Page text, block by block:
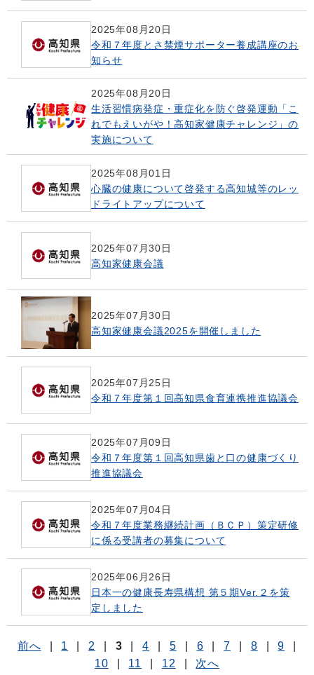
2025年08月20日
令和７年度とさ禁煙サポーター養成講座のお
知らせ
2025年08月20日
生活習慣病発症・重症化を防ぐ啓発運動「こ
れでもえいがや！高知家健康チャレンジ」の
実施について
2025年08月01日
心臓の健康について啓発する高知城等のレッ
ドライトアップについて
2025年07月30日
高知家健康会議
2025年07月30日
高知家健康会議2025を開催しました
2025年07月25日
令和７年度第１回高知県食育連携推進協議会
2025年07月09日
令和７年度第１回高知県歯と口の健康づくり
推進協議会
2025年07月04日
令和７年度業務継続計画（ＢＣＰ）策定研修
に係る受講者の募集について
2025年06月26日
日本一の健康長寿県構想 第５期Ver.２を策
定しました
前へ 1 2 3 4 5 6 7 8 9
10
11 12 次へ